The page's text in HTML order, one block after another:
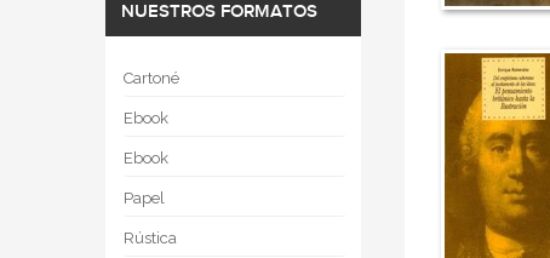
NUESTROS FORMATOS
Cartoné
Ebook
Ebook
Papel
Rústica